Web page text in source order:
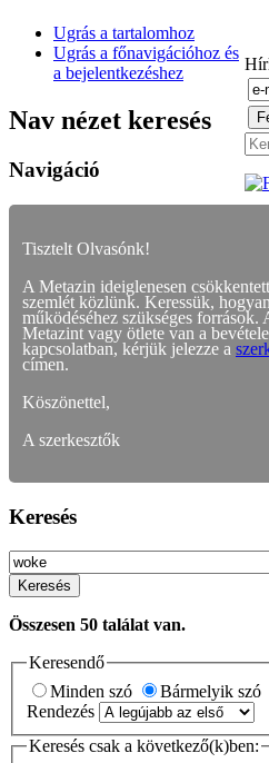
Ugrás a tartalomhoz
Ugrás a főnavigációhoz és
a bejelentkezéshez
Nav nézet keresés
Navigáció
Tisztelt Olvasónk!
A Metazin ideiglenesen
szemlét közlünk. Keressük,
működéséhez szükséges források.
Metazint vagy ötlete van a
kapcsolatban, kérjük jelezze a
címen.
Köszönettel,
A szerkesztők
Keresés
Keresés
Összesen 50 találat van.
Keresendő
Minden szó
Bármelyik szó
Rendezés
Keresés csak a következő(k)ben: